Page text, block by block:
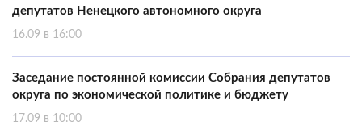
депутатов Ненецкого автономного округа
16.09 в 16:00
Заседание постоянной комиссии Собрания депутатов
округа по экономической политике и бюджету
17.09 в 10:00